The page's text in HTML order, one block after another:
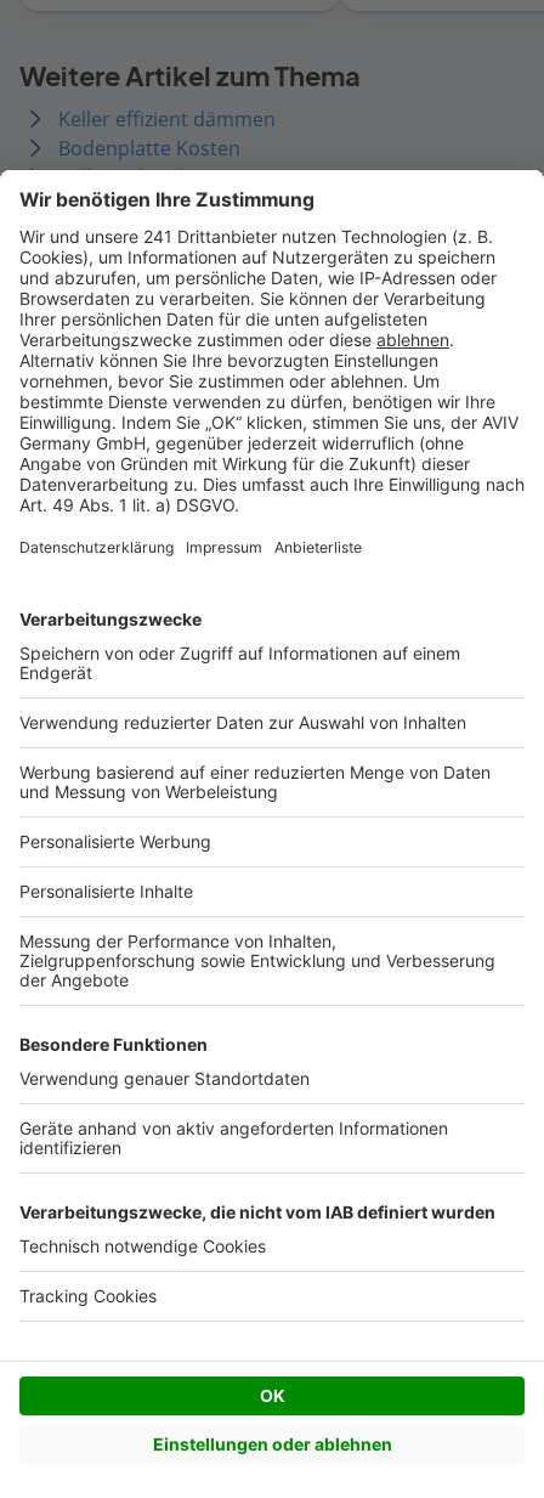
Weitere Artikel zum Thema
Keller effizient dämmen
Bodenplatte Kosten
Keller richtig lagern
Eigenes Garagenfundament
Kellerbau-Materialwahl
Erdarbeiten erklärt
Erdaushub entsorgen
Bautypen Artikel Nachhaltigkeit Artikel
3 geschossig bauen
Atriumhaus bauen
Containerhaus bauen
Fachwerkhaus bauen
Schwedenhaus bauen
Modernes Haus bauen
Mediterranes Haus bauen
Walmdach bauen
Pultdach bauen
Zeltdach bauen
Mit Architekt bauen
Mit Bauträger bauen
Mit Generalunternehmer bauen